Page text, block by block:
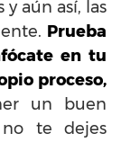
y aún así, las
Prueba
en tu
proceso,
un buen
te dejes